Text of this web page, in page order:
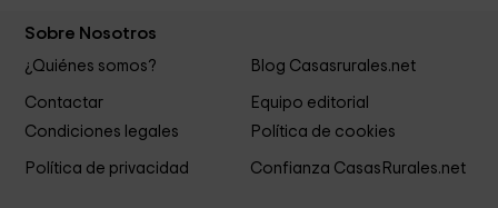
Sobre Nosotros
¿Quiénes somos? Blog Casasrurales.net
Contactar
Equipo editorial
Condiciones legales
Política de cookies
Política de privacidad Confianza CasasRurales.net